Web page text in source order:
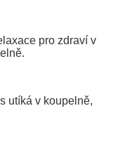
pro zdraví v
utíká v koupelně,